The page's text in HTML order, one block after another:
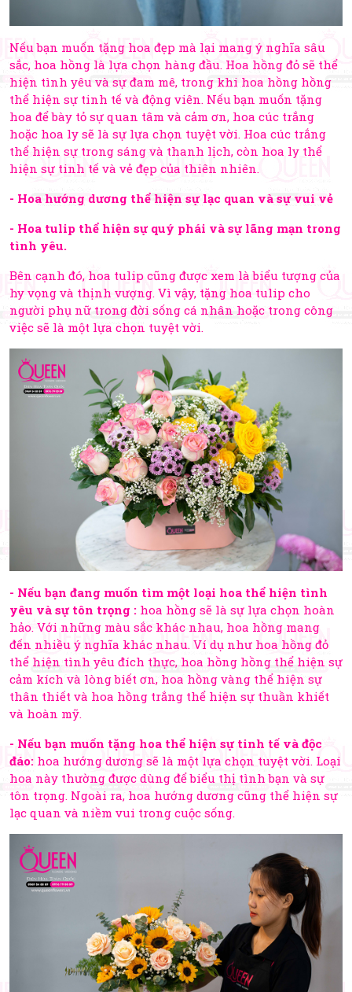
Nếu bạn muốn tặng hoa đẹp mà lại mang ý nghĩa sâu
sắc, hoa hồng là lựa chọn hàng đầu. Hoa hồng đỏ sẽ thể
hiện tình yêu và sự đam mê, trong khi hoa hồng hồng
thể hiện sự tinh tế và động viên. Nếu bạn muốn tặng
hoa để bày tỏ sự quan tâm và cảm ơn, hoa cúc trắng
hoặc hoa ly sẽ là sự lựa chọn tuyệt vời. Hoa cúc trắng
thể hiện sự trong sáng và thanh lịch, còn hoa ly thể
hiện sự tinh tế và vẻ đẹp của thiên nhiên.
- Hoa hướng dương thể hiện sự lạc quan và sự vui vẻ
- Hoa tulip thể hiện sự quý phái và sự lãng mạn trong
tình yêu.
Bên cạnh đó, hoa tulip cũng được xem là biểu tượng của
hy vọng và thịnh vượng. Vì vậy, tặng hoa tulip cho
người phụ nữ trong đời sống cá nhân hoặc trong công
việc sẽ là một lựa chọn tuyệt vời.
- Nếu bạn đang muốn tìm một loại hoa thể hiện tình
yêu và sự tôn trọng : hoa hồng sẽ là sự lựa chọn hoàn
hảo. Với những màu sắc khác nhau, hoa hồng mang
đến nhiều ý nghĩa khác nhau. Ví dụ như hoa hồng đỏ
thể hiện tình yêu đích thực, hoa hồng hồng thể hiện sự
cảm kích và lòng biết ơn, hoa hồng vàng thể hiện sự
thân thiết và hoa hồng trắng thể hiện sự thuần khiết
và hoàn mỹ.
- Nếu bạn muốn tặng hoa thể hiện sự tinh tế và độc
đáo: hoa hướng dương sẽ là một lựa chọn tuyệt vời. Loại
hoa này thường được dùng để biểu thị tình bạn và sự
tôn trọng. Ngoài ra, hoa hướng dương cũng thể hiện sự
lạc quan và niềm vui trong cuộc sống.